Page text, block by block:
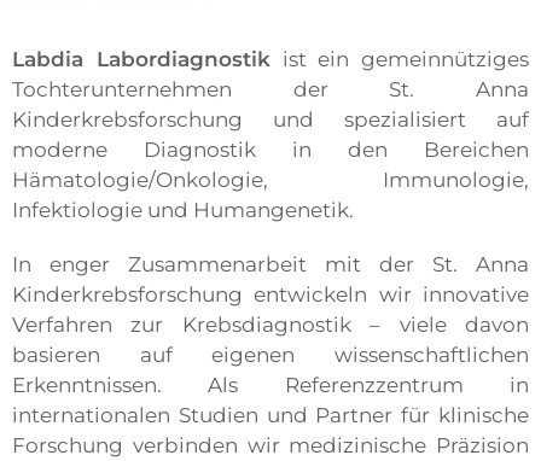
Labdia Labordiagnostikist ein gemeinnütziges
Tochterunternehmen der St. Anna
Kinderkrebsforschung und spezialisiert auf
moderne Diagnostik in den Bereichen
Hämatologie/Onkologie, Immunologie,
Infektiologie und Humangenetik.
In enger Zusammenarbeit mit der St. Anna
Kinderkrebsforschung entwickeln wir innovative
Verfahren zur Krebsdiagnostik – viele davon
basieren auf eigenen wissenschaftlichen
Erkenntnissen. Als Referenzzentrum in
internationalen Studien und Partner für klinische
Forschung verbinden wir medizinische Präzision